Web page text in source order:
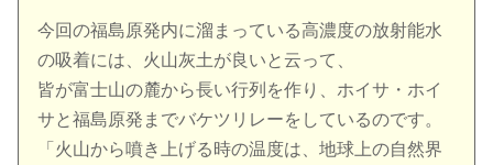
今回の福島原発内に溜まっている高濃度の放射能水
の吸着には、火山灰土が良いと云って、
皆が富士山の麓から長い行列を作り、ホイサ・ホイ
サと福島原発までバケツリレーをしているのです。
「火山から噴き上げる時の温度は、地球上の自然界